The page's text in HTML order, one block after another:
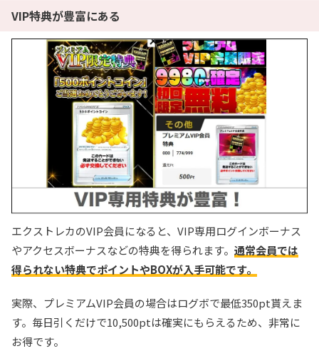
VIP特典が豊富にある
エクストレカのVIP会員になると、VIP専用ログインボーナス
やアクセスボーナスなどの特典を得られます。 通常会員では
得られない特典でポイントやBOXが入手可能です。
実際、プレミアムVIP会員の場合はログボで最低350pt貰えま
す。毎日引くだけで10,500ptは確実にもらえるため、非常に
お得です。